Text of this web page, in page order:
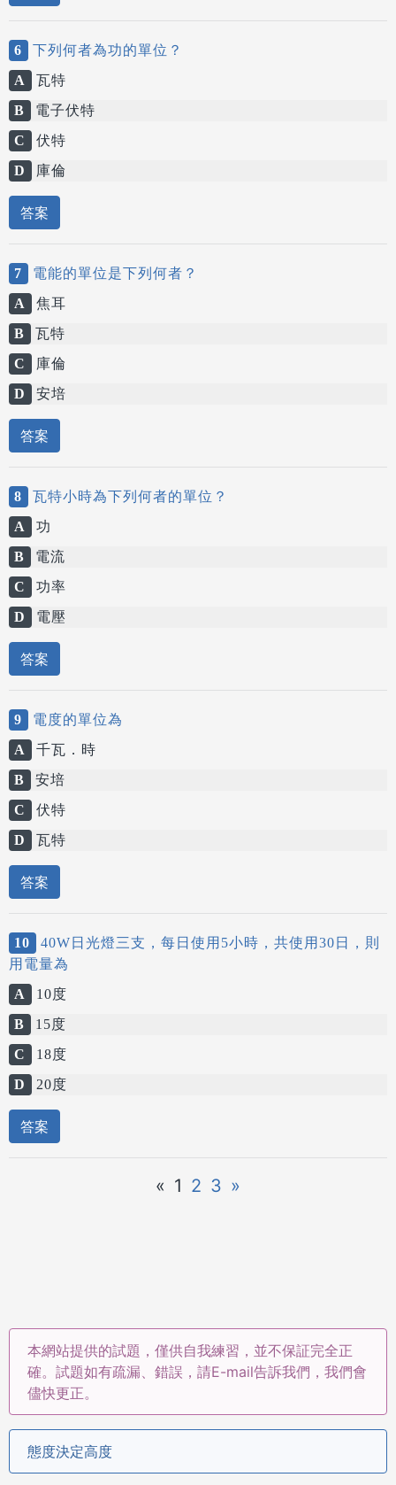
6
下列何者為功的單位？
A
瓦特
B
電子伏特
C
伏特
D
庫倫
答案
7
電能的單位是下列何者？
A
焦耳
B
瓦特
C
庫倫
D
安培
答案
8
瓦特小時為下列何者的單位？
A
功
B
電流
C
功率
D
電壓
答案
9
電度的單位為
A
千瓦．時
B
安培
C
伏特
D
瓦特
答案
10
40W日光燈三支，每日使用5小時，共使用30日，則
用電量為
A
10度
B
15度
C
18度
D
20度
答案
« 1 2 3 »
本網站提供的試題，僅供自我練習，並不保証完全正
確。試題如有疏漏、錯誤，請E-mail告訴我們，我們會
儘快更正。
態度決定高度